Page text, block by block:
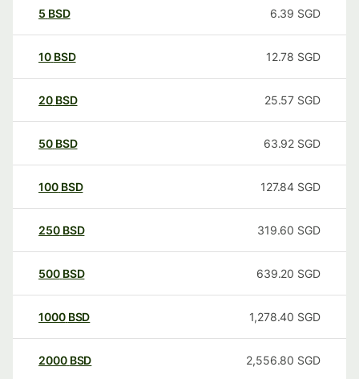
5 BSD 6.39 SGD
10 BSD 12.78 SGD
20 BSD 25.57 SGD
50 BSD 63.92 SGD
100 BSD 127.84 SGD
250 BSD 319.60 SGD
500 BSD 639.20 SGD
1000 BSD 1,278.40 SGD
2000 BSD 2,556.80 SGD